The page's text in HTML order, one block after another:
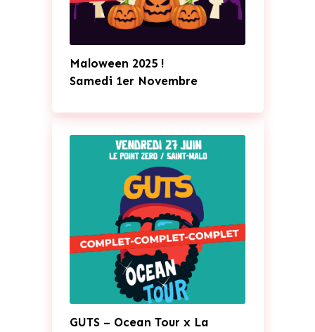
Maloween 2025 !
Samedi 1er Novembre
GUTS – Ocean Tour x La